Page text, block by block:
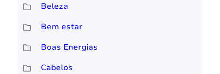
Beleza
Bem estar
Boas Energias
Cabelos